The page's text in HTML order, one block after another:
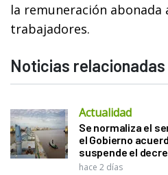
la remuneración abonada
trabajadores.
Noticias relacionadas
Actualidad
Se normaliza el
el Gobierno
suspende el
hace 2 días